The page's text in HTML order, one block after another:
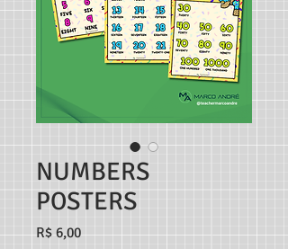
NUMBERS
POSTERS
R$ 6,00Preço